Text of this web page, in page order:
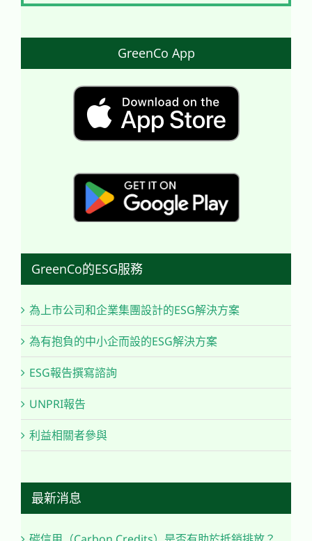
GreenCo App
GreenCo的ESG服務
為上市公司和企業集團設計的ESG解決方案
為有抱負的中小企而設的ESG解決方案
ESG報告撰寫諮詢
UNPRI報告
利益相關者參與
最新消息